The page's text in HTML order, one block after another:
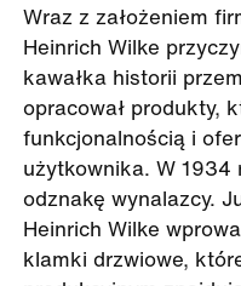
Wraz z założeniem
Heinrich Wilke
kawałka historii
opracował produkty,
funkcjonalnością i
użytkownika. W 1934
odznakę wynalazcy.
Heinrich Wilke
klamki drzwiowe,